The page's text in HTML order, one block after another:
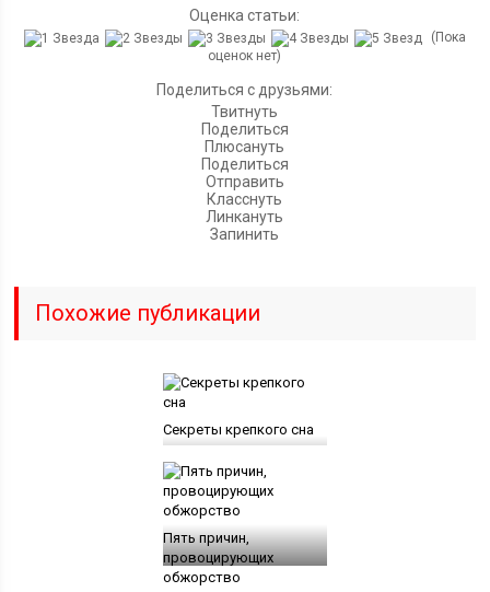
Оценка статьи:
(Пока
оценок нет)
Поделиться с друзьями:
Твитнуть
Поделиться
Плюсануть
Поделиться
Отправить
Класснуть
Линкануть
Запинить
Похожие публикации
Секреты крепкого сна
Пять причин,
провоцирующих
обжорство